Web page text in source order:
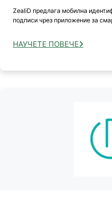
ZealiD предлага мобилна
подписи чрез приложение за
НАУЧЕТЕ ПОВЕЧЕ